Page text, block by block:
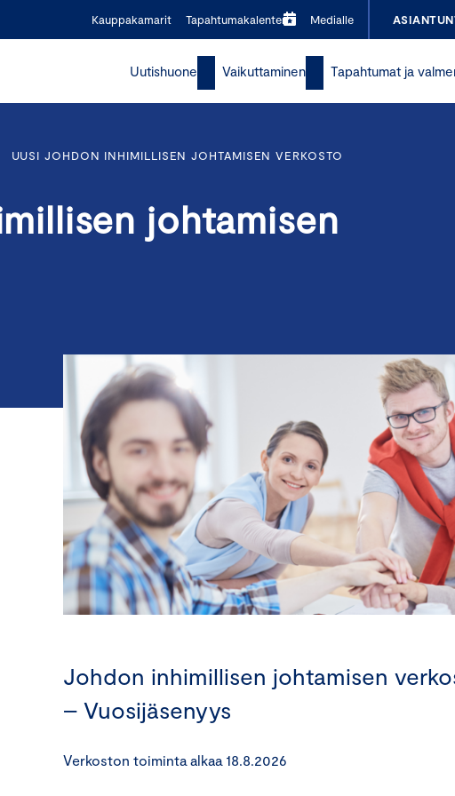
Kauppakamarit Tapahtumakalenteri Medialle
Uutishuone Vaikuttaminen Tapahtumat ja
UUSI JOHDON INHIMILLISEN JOHTAMISEN VERKOSTO
johtamisen
Johdon inhimillisen johtamisen
– Vuosijäsenyys
Verkoston toiminta alkaa 18.8.2026